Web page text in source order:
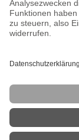
Die VSVI Baden-Württemberg ist